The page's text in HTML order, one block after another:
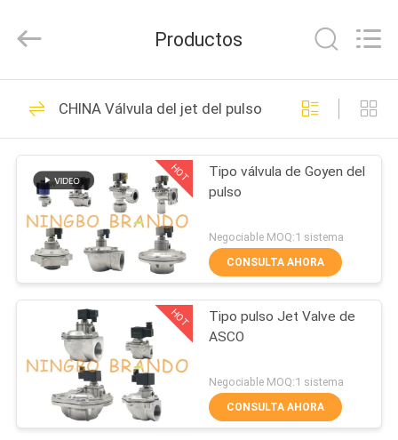
CASA
PRODUCTOS
SOBRE
NOSOTROS
RECORRIDO
POR
FÁBRICA
Hardware
Rights
Válvula neumática
del cilindro
228
Válvula neumática
del pulso
43
Productos
CHINA Válvula del jet del pulso
HOT
Tipo válvula de Goyen del
pulso
Negociable MOQ:1 sistema
CONSULTA AHORA
HOT
Tipo pulso Jet Valve de
ASCO
Negociable MOQ:1 sistema
CONSULTA AHORA